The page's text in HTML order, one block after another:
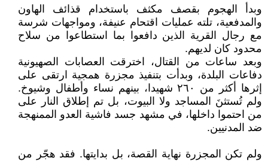
وبدأ الهجوم بقصف مكثف باستخدام قذائف الهاون
والمدفعية، تلته عمليات اقتحام عنيفة، ومواجهات شرسة
مع رجال القرية الذين دافعوا بما استطاعوا من سلاح
محدود كان لديهم.
وبعد ساعات من القتال، اخترقت العصابات الصهيونية
دفاعات البلدة، وبدأت بتنفيذ مجزرة همجية ارتقى على
إثرها أكثر من ٢٦٠ شهيدا، بينهم نساء وأطفال وشيوخ.
ولم تُستثنَ المساجد ولا البيوت، بل تم إطلاق النار على
من احتموا داخلها، في مشهد جسد فاشية العدو الممنهجة
ضد المدنيين.
ولم تكن المجزرة نهاية القصة، بل بدايتها. فقد هجّر من